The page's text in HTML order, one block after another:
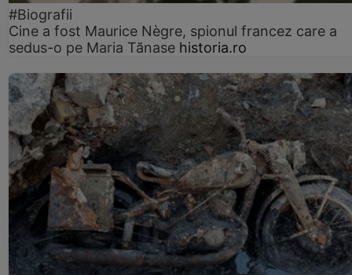
#Biografii
Cine a fost Maurice Nègre, spionul francez care a
sedus-o pe Maria Tănase historia.ro